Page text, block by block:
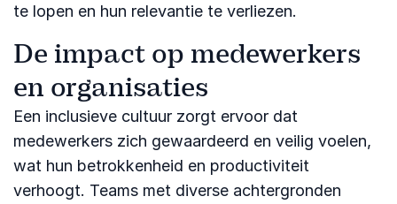
te lopen en hun relevantie te verliezen.
De impact op medewerkers
en organisaties
Een inclusieve cultuur zorgt ervoor dat
medewerkers zich gewaardeerd en veilig voelen,
wat hun betrokkenheid en productiviteit
verhoogt. Teams met diverse achtergronden